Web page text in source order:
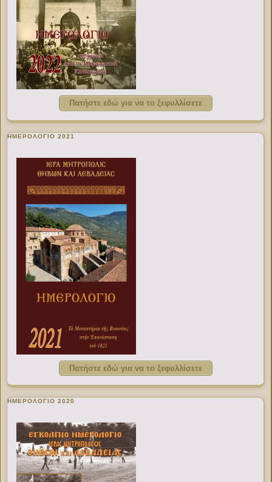
Πατήστε εδώ για να το ξεφυλλίσετε
ΗΜΕΡΟΛΟΓΙΟ 2021
Πατήστε εδώ για να το ξεφυλλίσετε
ΗΜΕΡΟΛΟΓΙΟ 2020